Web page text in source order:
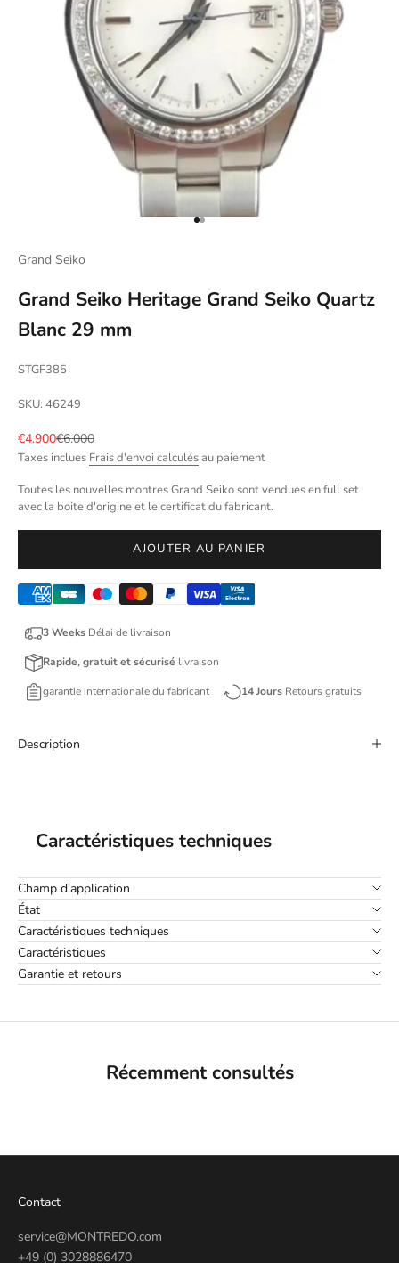
Aller à l'élément 1
Aller à l'élément 2
Grand Seiko
Grand Seiko Heritage Grand Seiko Quartz
Blanc 29 mm
STGF385
SKU: 46249
Prix de vente
€4.900Prix normal
€6.000
Taxes inclues Frais d'envoi calculésau paiement
Toutes les nouvelles montres Grand Seiko sont vendues en full set
avec la boite d'origine et le certificat du fabricant.
AJOUTER AU PANIER
3 Weeks Délai de livraison
Rapide, gratuit et sécurisé livraison
garantie internationale du fabricant 14 Jours Retours gratuits
Description
Caractéristiques techniques
Champ d'application
État
Caractéristiques techniques
Caractéristiques
Garantie et retours
Récemment consultés
Contact
service@MONTREDO.com
+49 (0) 3028886470